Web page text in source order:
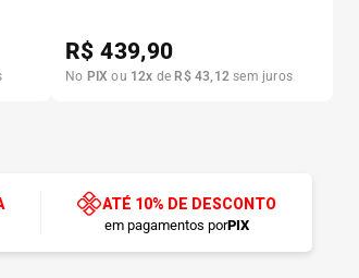
R$439,90
No PIX ou 12x de R$ 43, 12 sem juros
ATÉ 10% DE DESCONTO
em pagamentos porPIX